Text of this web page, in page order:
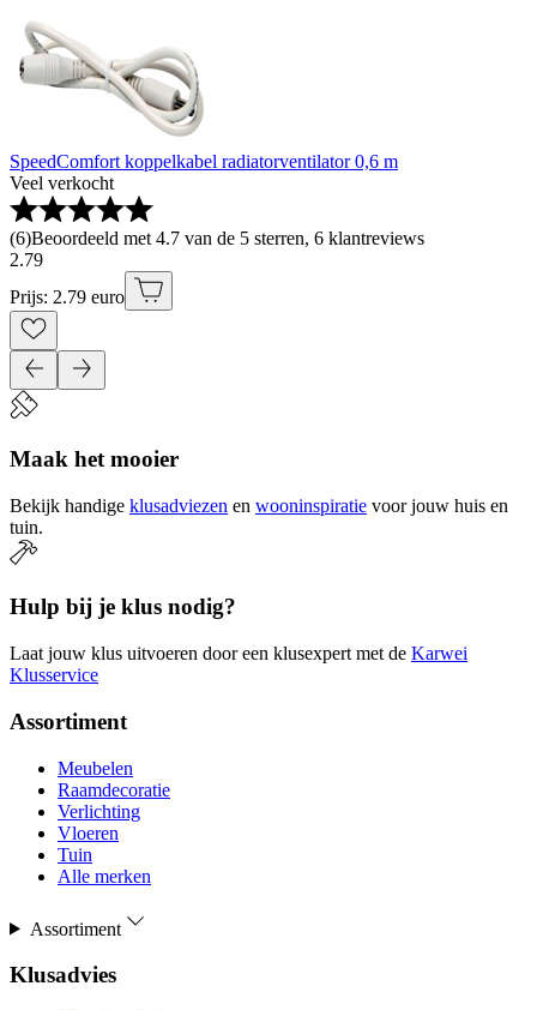
SpeedComfort koppelkabel radiatorventilator 0,6 m
Veel verkocht
(6)Beoordeeld met 4.7 van de 5 sterren, 6 klantreviews
2.79
Prijs: 2.79 euro
Maak het mooier
Bekijk handige klusadviezen en wooninspiratie voor jouw huis en
tuin.
Hulp bij je klus nodig?
Laat jouw klus uitvoeren door een klusexpert met de Karwei
Klusservice
Assortiment
Meubelen
Raamdecoratie
Verlichting
Vloeren
Tuin
Alle merken
Assortiment
Klusadvies